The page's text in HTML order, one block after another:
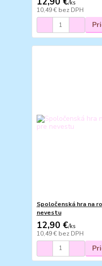
/ks
10,49 € bez DPH
Spoločenská hra na
nevestu
12,90 €/ks
10,49 € bez DPH